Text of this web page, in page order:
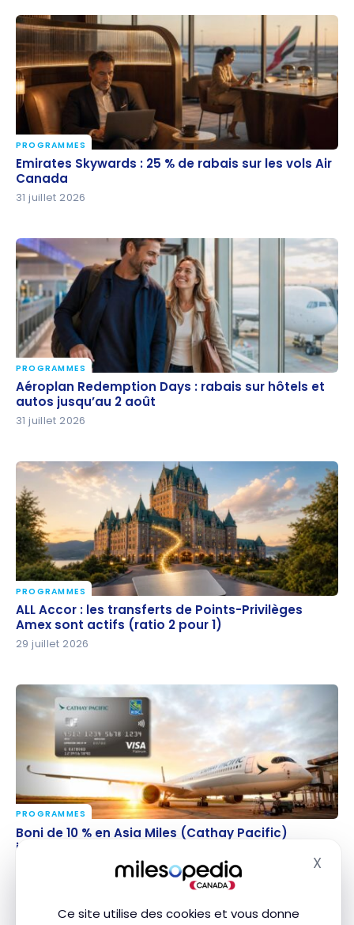
Ce site utilise des cookies et vous donne
X
Emirates Skywards : 25 % de rabais sur les vols Air
Canada
PROGRAMMES
Emirates Skywards : 25 % de rabais sur les vols Air
Canada
31 juillet 2026
Aéroplan Redemption Days : rabais sur hôtels et
autos jusqu’au 2 août
PROGRAMMES
Aéroplan Redemption Days : rabais sur hôtels et
autos jusqu’au 2 août
31 juillet 2026
ALL Accor : les transferts de Points-Privilèges Amex
sont actifs (ratio 2 pour 1)
PROGRAMMES
ALL Accor : les transferts de Points-Privilèges
Amex sont actifs (ratio 2 pour 1)
29 juillet 2026
Boni de 10 % en Asia Miles (Cathay Pacific) jusqu’au
28 août
PROGRAMMES
Boni de 10 % en Asia Miles (Cathay Pacific)
jusqu’au 28 août